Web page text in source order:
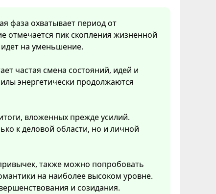
фаза охватывает период от
отмечается пик скопления жизненной
на уменьшение.
частая смена состояний, идей и
энергетически продолжаются
вложенных прежде усилий.
к деловой области, но и личной
также можно попробовать
на наиболее высоком уровне.
и созидания.